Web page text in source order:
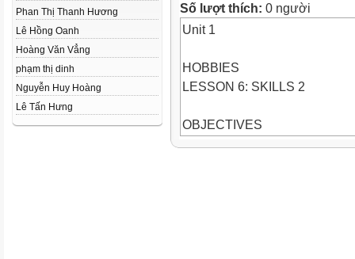
Phan Thị Thanh Hương
Lê Hồng Oanh
Hoàng Văn Vẳng
phạm thị dinh
Nguyễn Huy Hoàng
Lê Tấn Hưng
Số lượt thích: 0 người
Unit 1
HOBBIES
LESSON 6: SKILLS 2
OBJECTIVES